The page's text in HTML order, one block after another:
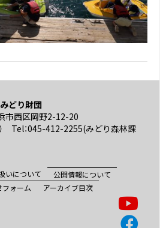
どり財団
市西区岡野2-12-20
Tel：045-412-2255(みどり森林課
いについて
公開情報について
フォーム
アーカイブ目次